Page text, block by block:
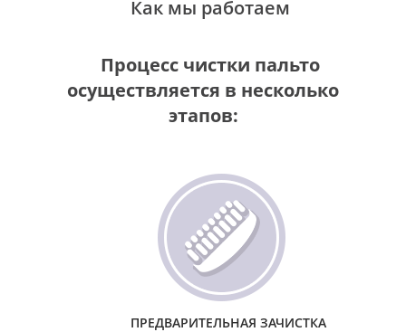
Как мы работаем
Процесс чистки пальто
осуществляется в несколько
этапов:
ПРЕДВАРИТЕЛЬНАЯ ЗАЧИСТКА